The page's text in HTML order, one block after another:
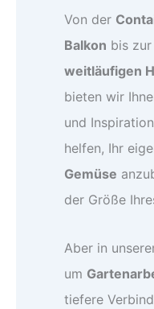
Von der
Balkon bis
weitläufigen
bieten wir
und
helfen, Ihr
Gemüse
der Größe
Aber in
um
tiefere